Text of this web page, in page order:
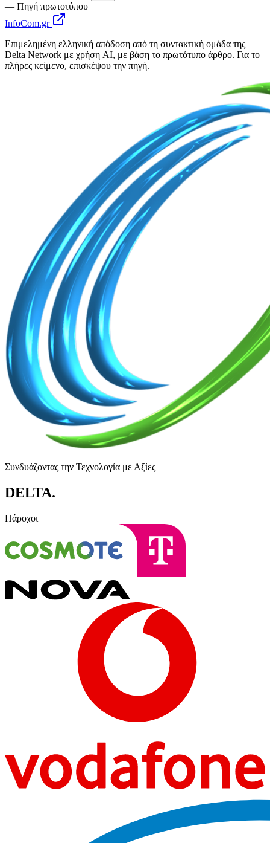
— Πηγή πρωτοτύπου
InfoCom.gr
Επιμελημένη ελληνική απόδοση από τη συντακτική ομάδα της
Delta Network με χρήση AI, με βάση το πρωτότυπο άρθρο. Για το
πλήρες κείμενο, επισκέψου την πηγή.
Συνδυάζοντας την Τεχνολογία με Αξίες
DELTA.
Πάροχοι